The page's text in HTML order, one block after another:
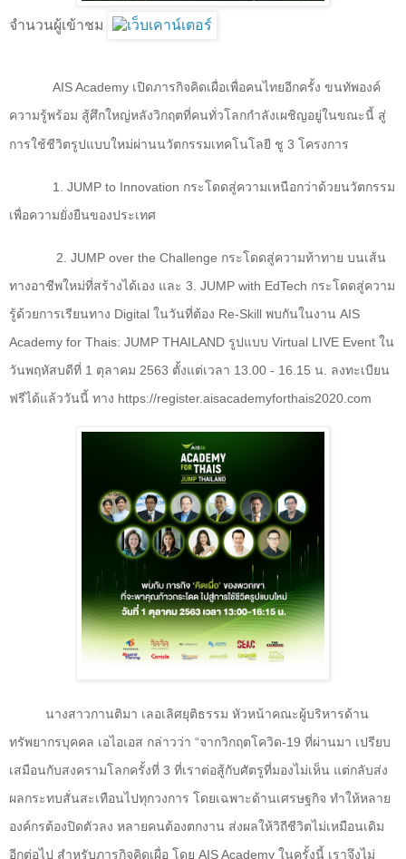
จำนวนผู้เข้าชม
AIS Academy เปิดภารกิจคิดเผื่อเพื่อคนไทยอีกครั้ง ขนทัพองค์
ความรู้พร้อม สู้ศึกใหญ่หลังวิกฤตที่คนทั่วโลกกำลังเผชิญอยู่ในขณะนี้ สู่
การใช้ชีวิตรูปแบบใหม่ผ่านนวัตกรรมเทคโนโลยี ชู 3 โครงการ
1. JUMP to Innovation กระโดดสู่ความเหนือกว่าด้วยนวัตกรรม
เพื่อความยั่งยืนของประเทศ
2. JUMP over the Challenge กระโดดสู่ความท้าทาย บนเส้น
ทางอาชีพใหม่ที่สร้างได้เอง และ 3. JUMP with EdTech กระโดดสู่ความ
รู้ด้วยการเรียนทาง Digital ในวันที่ต้อง Re-Skill พบกันในงาน AIS
Academy for Thais: JUMP THAILAND รูปแบบ Virtual LIVE Event ใน
วันพฤหัสบดีที่ 1 ตุลาคม 2563 ตั้งแต่เวลา 13.00 - 16.15 น. ลงทะเบียน
ฟรีได้แล้ววันนี้ ทาง https://register.aisacademyforthais2020.com
นางสาวกานติมา เลอเลิศยุติธรรม หัวหน้าคณะผู้บริหารด้าน
ทรัพยากรบุคคล เอไอเอส กล่าวว่า “จากวิกฤตโควิด-19 ที่ผ่านมา เปรียบ
เสมือนกับสงครามโลกครั้งที่ 3 ที่เราต่อสู้กับศัตรูที่มองไม่เห็น แต่กลับส่ง
ผลกระทบสั่นสะเทือนไปทุกวงการ โดยเฉพาะด้านเศรษฐกิจ ทำให้หลาย
องค์กรต้องปิดตัวลง หลายคนต้องตกงาน ส่งผลให้วิถีชีวิตไม่เหมือนเดิม
อีกต่อไป สำหรับภารกิจคิดเผื่อ โดย AIS Academy ในครั้งนี้ เราจึงไม่